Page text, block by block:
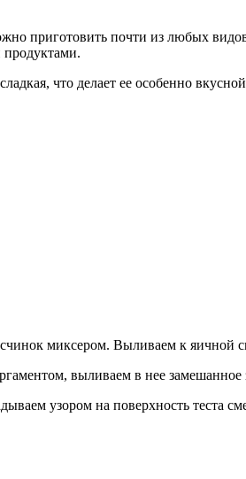
приготовить почти из любых
что делает ее особенно
миксером. Выливаем к яичной
выливаем в нее замешанное
узором на поверхность теста